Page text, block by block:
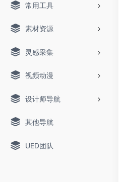
常用工具
素材资源
灵感采集
视频动漫
设计师导航
其他导航
UED团队